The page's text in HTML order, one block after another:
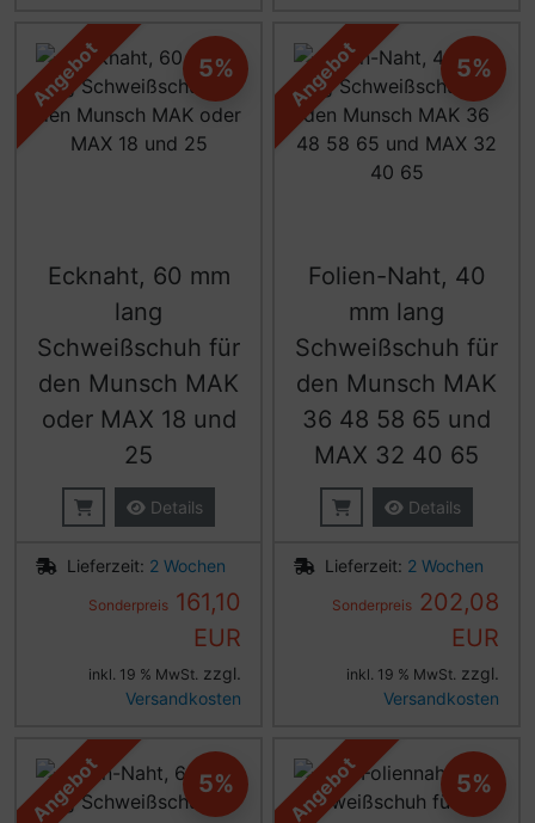
Angebot
Ecknaht, 60 mm
lang
Schweißschuh für
den Munsch MAK
oder MAX 18 und
25
Details
Lieferzeit: 2 Wochen
Sonderpreis 161,10
EUR
5%
inkl. 19 % MwSt. zzgl.
Versandkosten
Angebot
Folien-Naht, 40
mm lang
Schweißschuh für
den Munsch MAK
36 48 58 65 und
MAX 32 40 65
Details
Lieferzeit: 2 Wochen
Sonderpreis 202,08
EUR
5%
inkl. 19 % MwSt. zzgl.
Versandkosten
Angebot 5% Angebot 5%